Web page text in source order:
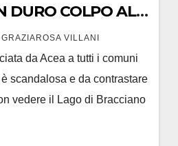
DURO COLPO AL
ANDIAMO
GRAZIAROSA VILLANI
da Acea a tutti i comuni
scandalosa e da contrastare
vedere il Lago di Bracciano